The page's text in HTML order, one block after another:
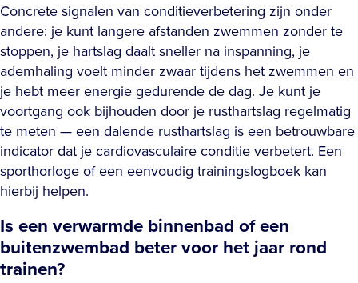
Concrete signalen van conditieverbetering zijn onder
andere: je kunt langere afstanden zwemmen zonder te
stoppen, je hartslag daalt sneller na inspanning, je
ademhaling voelt minder zwaar tijdens het zwemmen en
je hebt meer energie gedurende de dag. Je kunt je
voortgang ook bijhouden door je rusthartslag regelmatig
te meten — een dalende rusthartslag is een betrouwbare
indicator dat je cardiovasculaire conditie verbetert. Een
sporthorloge of een eenvoudig trainingslogboek kan
hierbij helpen.
Is een verwarmde binnenbad of een
buitenzwembad beter voor het jaar rond
trainen?